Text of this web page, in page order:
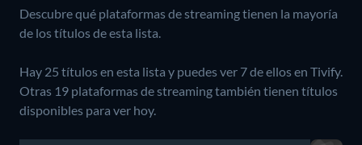
Descubre qué plataformas de streaming tienen la mayoría
de los títulos de esta lista.
Hay 25 títulos en esta lista y puedes ver 7 de ellos en Tivify.
Otras 19 plataformas de streaming también tienen títulos
disponibles para ver hoy.